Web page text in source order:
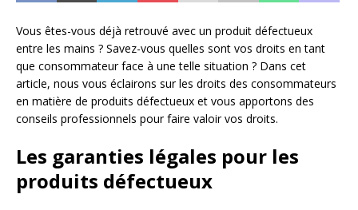
Vous êtes-vous déjà retrouvé avec un produit défectueux
entre les mains ? Savez-vous quelles sont vos droits en tant
que consommateur face à une telle situation ? Dans cet
article, nous vous éclairons sur les droits des consommateurs
en matière de produits défectueux et vous apportons des
conseils professionnels pour faire valoir vos droits.
Les garanties légales pour les
produits défectueux